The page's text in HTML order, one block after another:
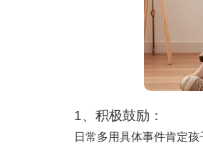
1、积极鼓励：
日常多用具体事件肯定